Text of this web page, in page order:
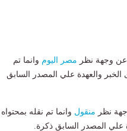
عن وجهة نظر مصر اليوم وانما تم
والعهدة علي المصدر السابق
نظر منقول وانما تم نقله بمحتواه
المصدر السابق ذكرة.